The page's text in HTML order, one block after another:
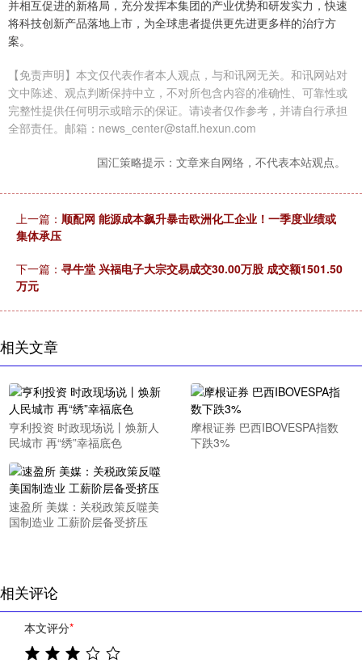
并相互促进的新格局，充分发挥本集团的产业优势和研发实力，快速
将科技创新产品落地上市，为全球患者提供更先进更多样的治疗方
案。
【免责声明】本文仅代表作者本人观点，与和讯网无关。和讯网站对
文中陈述、观点判断保持中立，不对所包含内容的准确性、可靠性或
完整性提供任何明示或暗示的保证。请读者仅作参考，并请自行承担
全部责任。邮箱：news_center@staff.hexun.com
国汇策略提示：文章来自网络，不代表本站观点。
上一篇： 顺配网 能源成本飙升暴击欧洲化工企业！一季度业绩或
集体承压
下一篇： 寻牛堂 兴福电子大宗交易成交30.00万股 成交额1501.50
万元
相关文章
亨利投资 时政现场说丨焕新人
民城市 再“绣”幸福底色
摩根证券 巴西IBOVESPA指数
下跌3%
速盈所 美媒：关税政策反噬美
国制造业 工薪阶层备受挤压
相关评论
本文评分*